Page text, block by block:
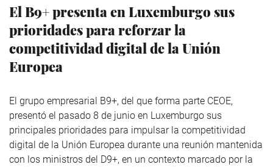
El B9+ presenta en Luxemburgo sus
prioridades para reforzar la
competitividad digital de la Unión
Europea
El grupo empresarial B9+, del que forma parte CEOE,
presentó el pasado 8 de junio en Luxemburgo sus
principales prioridades para impulsar la competitividad
digital de la Unión Europea durante una reunión mantenida
con los ministros del D9+, en un contexto marcado por la